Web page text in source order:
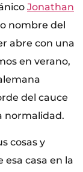
Jonathan
nombre del
abre con una
en verano,
del cauce
normalidad.
cosas y
esa casa en la